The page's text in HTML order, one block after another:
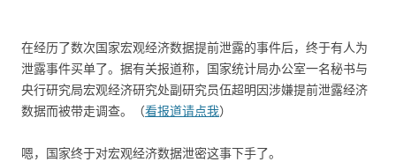
在经历了数次国家宏观经济数据提前泄露的事件后，终于有人为
泄露事件买单了。据有关报道称，国家统计局办公室一名秘书与
央行研究局宏观经济研究处副研究员伍超明因涉嫌提前泄露经济
数据而被带走调查。（看报道请点我）
嗯，国家终于对宏观经济数据泄密这事下手了。